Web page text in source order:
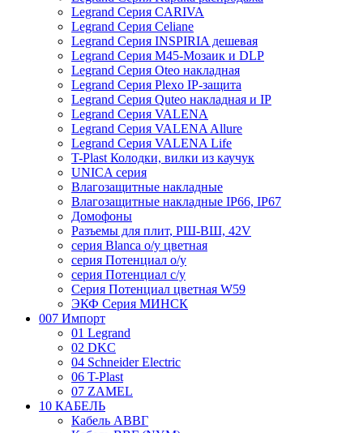
Legrand Серия CARIVA
Legrand Серия Celiane
Legrand Серия INSPIRIA дешевая
Legrand Серия M45-Мозаик и DLP
Legrand Серия Oteo накладная
Legrand Серия Plexo IP-защита
Legrand Серия Quteo накладная и IP
Legrand Серия VALENA
Legrand Серия VALENA Allure
Legrand Серия VALENA Life
T-Plast Колодки, вилки из каучук
UNICA серия
Влагозащитные накладные
Влагозащитные накладные IP66, IP67
Домофоны
Разъемы для плит, РШ-ВШ, 42V
серия Blanca о/у цветная
серия Потенциал о/у
серия Потенциал с/у
Серия Потенциал цветная W59
ЭКФ Серия МИНСК
007 Импорт
01 Legrand
02 DKC
04 Schneider Electric
06 T-Plast
07 ZAMEL
10 КАБЕЛЬ
Кабель АВВГ